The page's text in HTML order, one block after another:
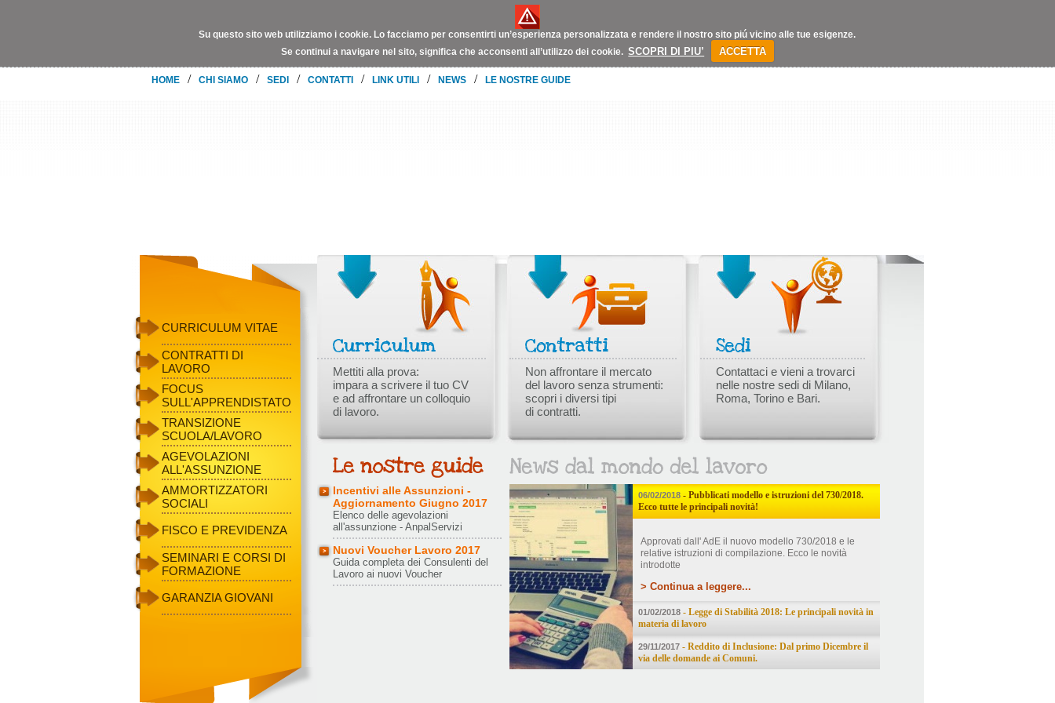
Su questo sito web utilizziamo i cookie. Lo facciamo per consentirti un’esperienza personalizzata e rendere il nostro sito piú vicino alle tue esigenze.
Se continui a navigare nel sito, significa che acconsenti all’utilizzo dei cookie.SCOPRI DI PIU’ ACCETTA
HOME / CHI SIAMO / SEDI / CONTATTI / LINK UTILI / NEWS / LE NOSTRE GUIDE
CURRICULUM VITAE
CONTRATTI DI
LAVORO
FOCUS
SULL'APPRENDISTATO
TRANSIZIONE
SCUOLA/LAVORO
AGEVOLAZIONI
ALL'ASSUNZIONE
AMMORTIZZATORI
SOCIALI
FISCO E PREVIDENZA
SEMINARI E CORSI DI
FORMAZIONE
GARANZIA GIOVANI
Mettiti alla prova:
impara a scrivere il tuo CV
e ad affrontare un colloquio
di lavoro.
Non affrontare il mercato
del lavoro senza strumenti:
scopri i diversi tipi
di contratti.
Contattaci e vieni a trovarci
nelle nostre sedi di Milano,
Roma, Torino e Bari.
Incentivi alle Assunzioni -
Aggiornamento Giugno 2017
Elenco delle agevolazioni
all'assunzione - AnpalServizi
Nuovi Voucher Lavoro 2017
Guida completa dei Consulenti del
Lavoro ai nuovi Voucher
06/02/2018 - Pubblicati modello e istruzioni del 730/2018.
Ecco tutte le principali novità!
Approvati dall' AdE il nuovo modello 730/2018 e le
relative istruzioni di compilazione. Ecco le novità
introdotte
> Continua a leggere...
01/02/2018 - Legge di Stabilità 2018: Le principali novità in
materia di lavoro
29/11/2017 - Reddito di Inclusione: Dal primo Dicembre il
via delle domande ai Comuni.